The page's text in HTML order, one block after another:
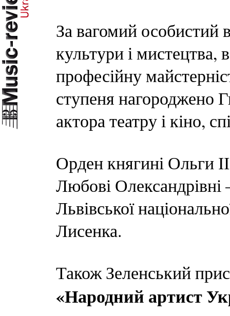
За вагомий особистий
культури і мистецтва,
професійну
ступеня нагороджено
актора театру і кіно,
Орден княгині Ольги
Любові Олександрівні
Львівської
Лисенка.
Також Зеленський
«Народний артист